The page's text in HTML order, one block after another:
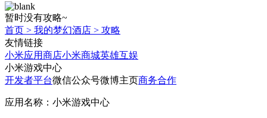
暂时没有攻略~
首页 > 我的梦幻酒店 > 攻略
友情链接
小米应用商店小米商城英雄互娱
小米游戏中心
开发者平台微信公众号微博主页商务合作
应用名称：小米游戏中心